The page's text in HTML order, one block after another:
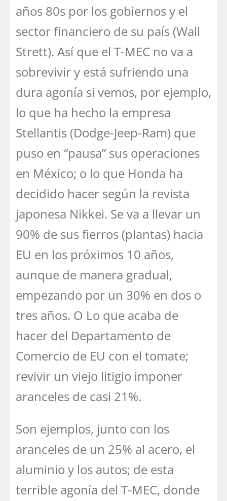
años 80s por los gobiernos y el
sector financiero de su país (Wall
Strett). Así que el T-MEC no va a
sobrevivir y está sufriendo una
dura agonía si vemos, por ejemplo,
lo que ha hecho la empresa
Stellantis (Dodge-Jeep-Ram) que
puso en “pausa” sus operaciones
en México; o lo que Honda ha
decidido hacer según la revista
japonesa Nikkei. Se va a llevar un
90% de sus fierros (plantas) hacia
EU en los próximos 10 años,
aunque de manera gradual,
empezando por un 30% en dos o
tres años. O Lo que acaba de
hacer del Departamento de
Comercio de EU con el tomate;
revivir un viejo litigio imponer
aranceles de casi 21%.
Son ejemplos, junto con los
aranceles de un 25% al acero, el
aluminio y los autos; de esta
terrible agonía del T-MEC, donde